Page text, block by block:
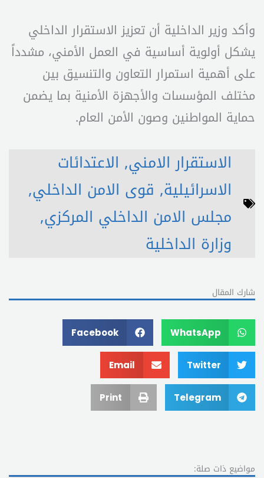
وأكد وزير الداخلية أن تعزيز الاستقرار الداخلي
يشكل أولوية أساسية في العمل الأمني، مشدداً
على أهمية استمرار التعاون والتنسيق بين
مختلف المؤسسات والأجهزة الأمنية بما يضمن
حماية المواطنين وصون الأمن العام.
الاستقرار الامني, الاعتدائات
الاسرائيلية, قوى الامن الداخلي,
مجلس الامن الداخلي المركزي,
وزارة الداخلية
شارك المقال
WhatsApp
Facebook
Twitter
Email
Telegram
Print
مواضيع ذات صلة: